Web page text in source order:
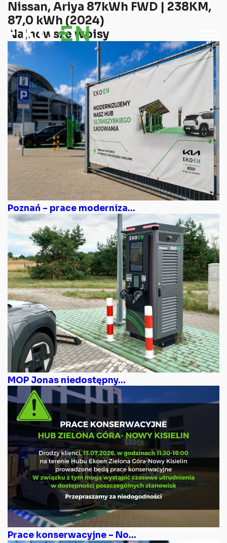
Nissan, Ariya 87kWh FWD | 238KM,
87,0 kWh (2024)
Najnowsze wpisy
Poznań – prace moderniza...
MOP Jonas niedostępny...
Prace konserwacyjne – No...